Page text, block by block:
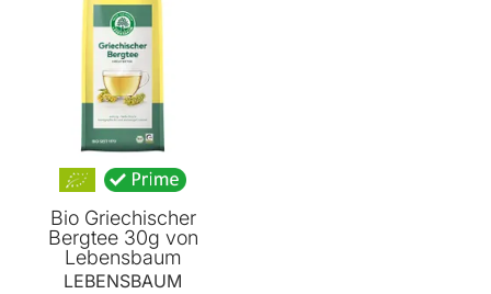
Bio Griechischer
Bergtee 30g von
Lebensbaum
LEBENSBAUM